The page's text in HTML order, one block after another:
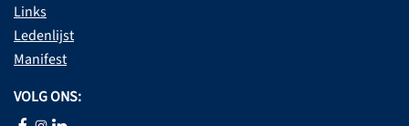
Links
Ledenlijst
Manifest
VOLG ONS: